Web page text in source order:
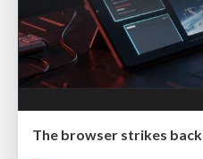
The browser strikes back